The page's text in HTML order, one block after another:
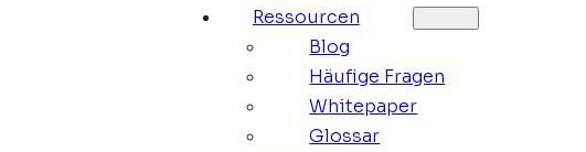
Ressourcen
Blog
Häufige Fragen
Whitepaper
Glossar